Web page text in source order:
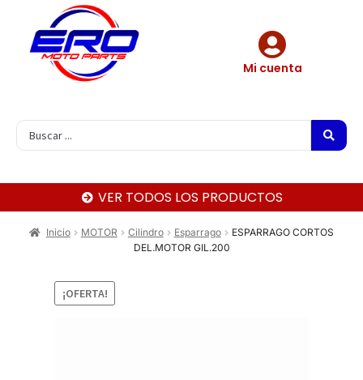
Mi cuenta
VER TODOS LOS PRODUCTOS
Inicio MOTOR Cilindro Esparrago
ESPARRAGO CORTOS
DEL.MOTOR GIL.200
¡OFERTA!